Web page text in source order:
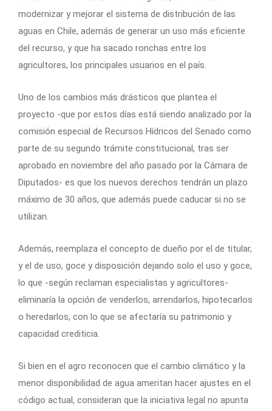
modernizar y mejorar el sistema de distribución de las
aguas en Chile, además de generar un uso más eficiente
del recurso, y que ha sacado ronchas entre los
agricultores, los principales usuarios en el país.
Uno de los cambios más drásticos que plantea el
proyecto -que por estos días está siendo analizado por la
comisión especial de Recursos Hídricos del Senado como
parte de su segundo trámite constitucional, tras ser
aprobado en noviembre del año pasado por la Cámara de
Diputados- es que los nuevos derechos tendrán un plazo
máximo de 30 años, que además puede caducar si no se
utilizan.
Además, reemplaza el concepto de dueño por el de titular,
y el de uso, goce y disposición dejando solo el uso y goce,
lo que -según reclaman especialistas y agricultores-
eliminaría la opción de venderlos, arrendarlos, hipotecarlos
o heredarlos, con lo que se afectaría su patrimonio y
capacidad crediticia.
Si bien en el agro reconocen que el cambio climático y la
menor disponibilidad de agua ameritan hacer ajustes en el
código actual, consideran que la iniciativa legal no apunta